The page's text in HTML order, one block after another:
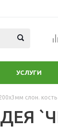
УСЛУГИ
слон. кость